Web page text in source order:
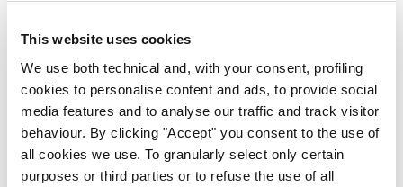
This website uses cookies
We use both technical and, with your consent, profiling
cookies to personalise content and ads, to provide social
media features and to analyse our traffic and track visitor
behaviour. By clicking "Accept" you consent to the use of
all cookies we use. To granularly select only certain
purposes or third parties or to refuse the use of all
113,00 CHF
225,00 CHF -50%
NOTES DE STYLE
L'élégance décontractée du style pyjama est interprétée dans